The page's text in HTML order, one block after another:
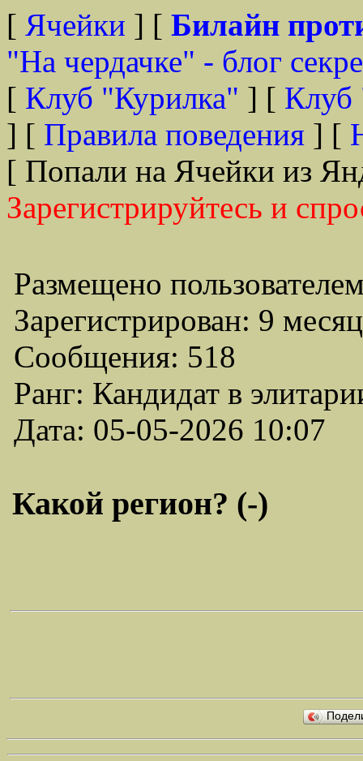
[ Ячейки ] [ Билайн
"На чердачке" - блог
[ Клуб "Курилка" ] [ Клуб
] [ Правила поведения ] [
[ Попали на Ячейки из
Зарегистрируйтесь и
Размещено
Зарегистрирован: 9
Сообщения: 518
Ранг: Кандидат в
Дата: 05-05-2026 10:07
Какой регион? (-)